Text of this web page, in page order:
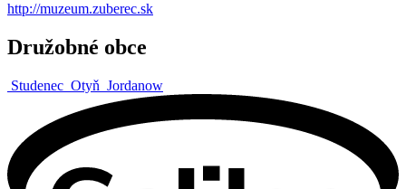
http://muzeum.zuberec.sk
Družobné obce
Studenec Otyň Jordanow